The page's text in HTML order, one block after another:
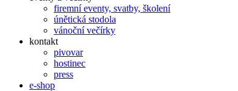
firemní eventy, svatby, školení
únětická stodola
vánoční večírky
kontakt
pivovar
hostinec
press
e-shop